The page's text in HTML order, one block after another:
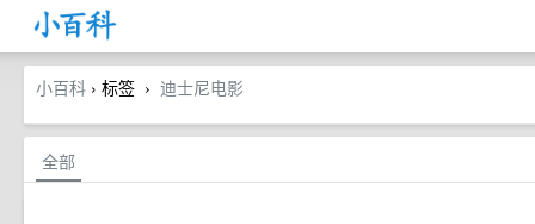
小百科 › 标签 › 迪士尼电影
全部